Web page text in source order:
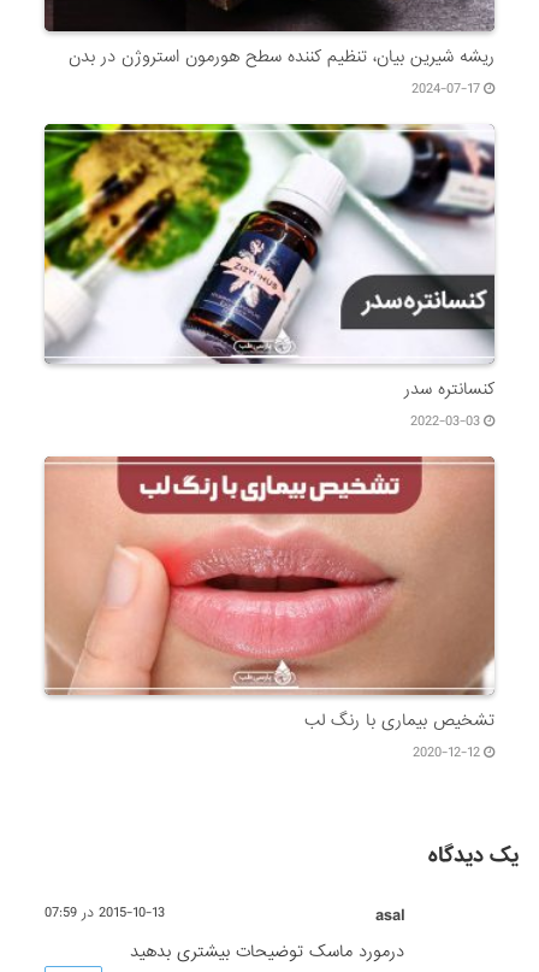
ریشه شیرین بیان، تنظیم کننده سطح هورمون استروژن در بدن
2024-07-17
کنسانتره سدر
2022-03-03
تشخیص بیماری با رنگ لب
2020-12-12
یک دیدگاه
asal 2015-10-13 در 07:59
درمورد ماسک توضیحات بیشتری بدهید